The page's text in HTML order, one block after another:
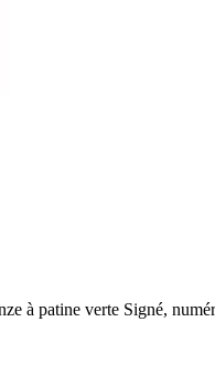
à patine verte Signé,